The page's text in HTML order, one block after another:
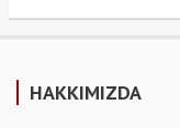
HAKKIMIZDA